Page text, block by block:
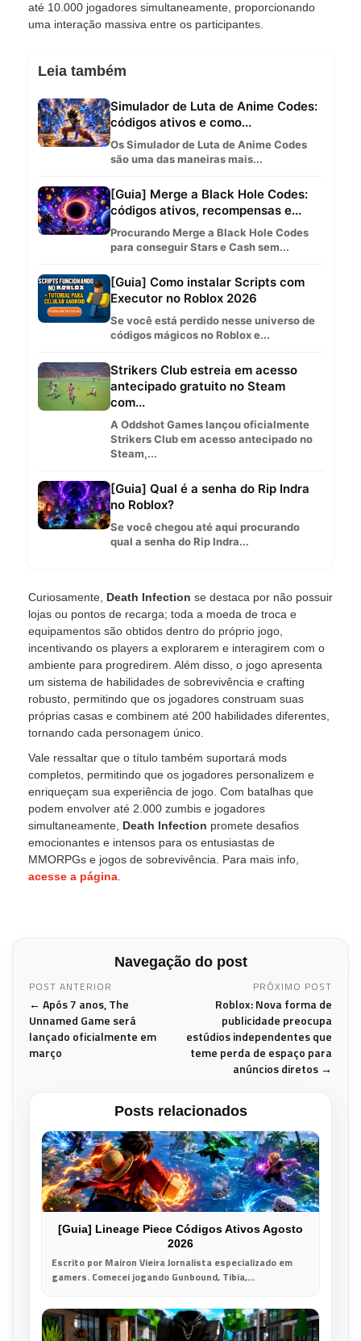
até 10.000 jogadores simultaneamente, proporcionando
uma interação massiva entre os participantes.
Leia também
Simulador de Luta de Anime Codes:
códigos ativos e como...
Os Simulador de Luta de Anime Codes
são uma das maneiras mais...
[Guia] Merge a Black Hole Codes:
códigos ativos, recompensas e...
Procurando Merge a Black Hole Codes
para conseguir Stars e Cash sem...
[Guia] Como instalar Scripts com
Executor no Roblox 2026
Se você está perdido nesse universo de
códigos mágicos no Roblox e...
Strikers Club estreia em acesso
antecipado gratuito no Steam
com...
A Oddshot Games lançou oficialmente
Strikers Club em acesso antecipado no
Steam,...
[Guia] Qual é a senha do Rip Indra
no Roblox?
Se você chegou até aqui procurando
qual a senha do Rip Indra...
Curiosamente, Death Infection se destaca por não possuir
lojas ou pontos de recarga; toda a moeda de troca e
equipamentos são obtidos dentro do próprio jogo,
incentivando os players a explorarem e interagirem com o
ambiente para progredirem. Além disso, o jogo apresenta
um sistema de habilidades de sobrevivência e crafting
robusto, permitindo que os jogadores construam suas
próprias casas e combinem até 200 habilidades diferentes,
tornando cada personagem único.
Vale ressaltar que o título também suportará mods
completos, permitindo que os jogadores personalizem e
enriqueçam sua experiência de jogo. Com batalhas que
podem envolver até 2.000 zumbis e jogadores
simultaneamente, Death Infection promete desafios
emocionantes e intensos para os entusiastas de
MMORPGs e jogos de sobrevivência. Para mais info,
acesse a página
Navegação do post
POST ANTERIOR
← Após 7 anos, The
Unnamed Game será
lançado oficialmente em
março
PRÓXIMO POST
Roblox: Nova forma de
publicidade preocupa
estúdios independentes que
teme perda de espaço para
anúncios diretos →
Posts relacionados
[Guia] Lineage Piece Códigos Ativos Agosto
2026
Escrito por Mairon Vieira Jornalista especializado em
gamers. Comecei jogando Gunbound, Tibia,...